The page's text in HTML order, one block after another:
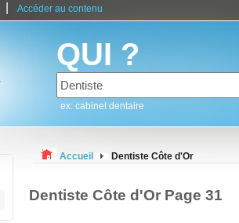
Accéder au contenu
QUI ?
ex: cabinet dentaire
Accueil Dentiste Côte d'Or
Dentiste Côte d'Or Page 31